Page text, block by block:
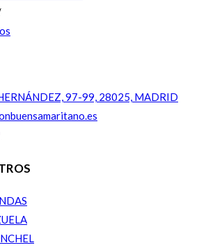
97-99, 28025, MADRID